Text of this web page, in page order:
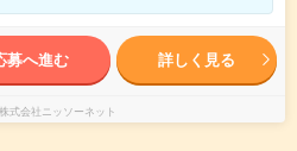
募へ進む 詳しく見る
株式会社ニッソーネット